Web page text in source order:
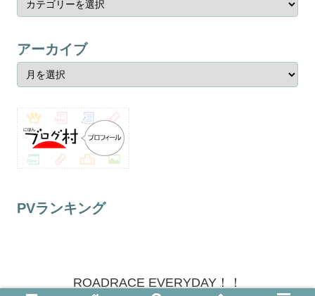
アーカイブ
PVランキング
ROADRACE EVERYDAY！！